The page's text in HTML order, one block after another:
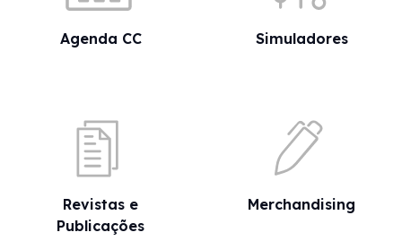
Agenda CC Simuladores
Revistas e
Publicações
Merchandising